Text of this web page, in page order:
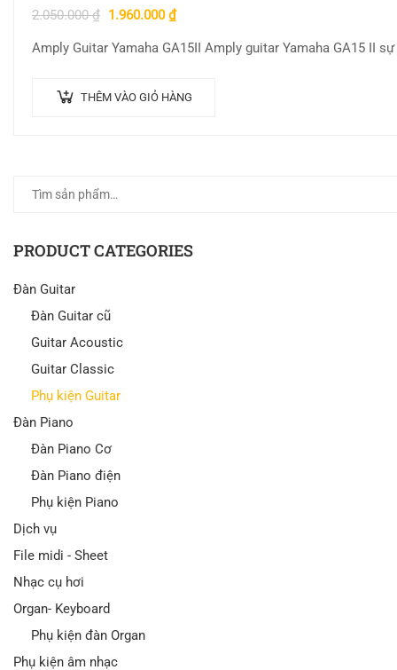
2.050.000₫ 1.960.000₫
Amply Guitar Yamaha GA15II Amply guitar Yamaha GA15 II
THÊM VÀO GIỎ HÀNG
PRODUCT CATEGORIES
Đàn Guitar
Đàn Guitar cũ
Guitar Acoustic
Guitar Classic
Phụ kiện Guitar
Đàn Piano
Đàn Piano Cơ
Đàn Piano điện
Phụ kiện Piano
Dịch vụ
File midi - Sheet
Nhạc cụ hơi
Organ- Keyboard
Phụ kiện đàn Organ
Phụ kiện âm nhạc